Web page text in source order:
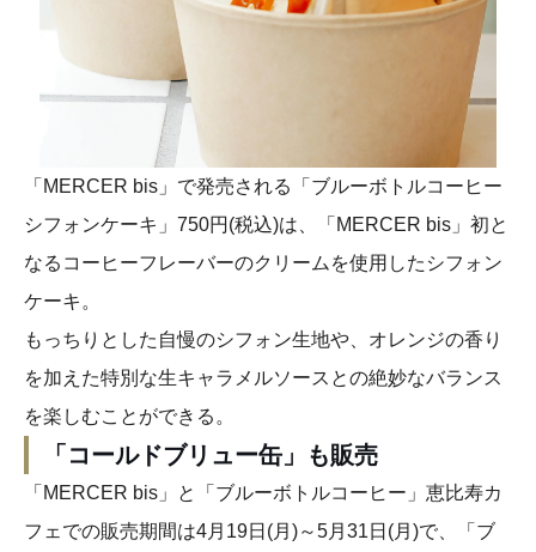
「MERCER bis」で発売される「ブルーボトルコーヒー
シフォンケーキ」750円(税込)は、「MERCER bis」初と
なるコーヒーフレーバーのクリームを使用したシフォン
ケーキ。
もっちりとした自慢のシフォン生地や、オレンジの香り
を加えた特別な生キャラメルソースとの絶妙なバランス
を楽しむことができる。
「コールドブリュー缶」も販売
「MERCER bis」と「ブルーボトルコーヒー」恵比寿カ
フェでの販売期間は4月19日(月)～5月31日(月)で、「ブ